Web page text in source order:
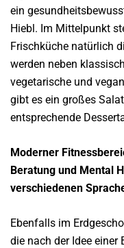
ein
Hiebl. Im Mittelpunkt
Frischküche natürlich
werden neben
vegetarische und
gibt es ein großes
entsprechende
Moderner
Beratung und Mental
verschiedenen
Ebenfalls im
die nach der Idee einer